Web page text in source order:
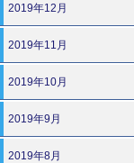
2019年12月
2019年11月
2019年10月
2019年9月
2019年8月